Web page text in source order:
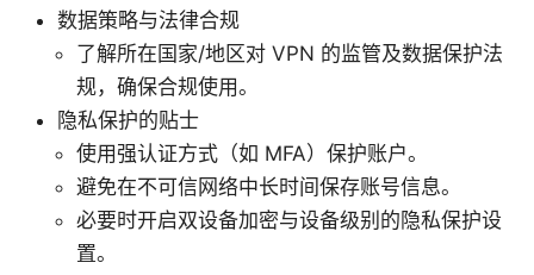
数据策略与法律合规
了解所在国家/地区对 VPN 的监管及数据保护法
规，确保合规使用。
隐私保护的贴士
使用强认证方式（如 MFA）保护账户。
避免在不可信网络中长时间保存账号信息。
必要时开启双设备加密与设备级别的隐私保护设
置。